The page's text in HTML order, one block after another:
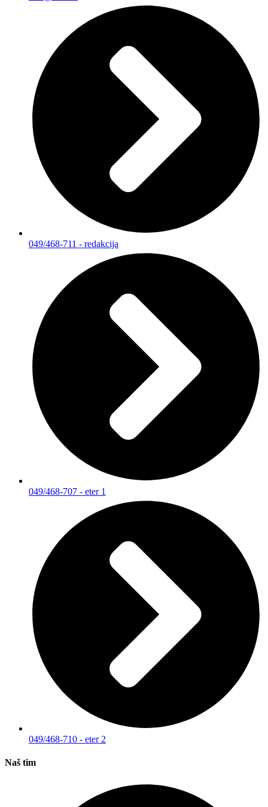
049/468-711 - redakcija
049/468-707 - eter 1
049/468-710 - eter 2
Naš tim